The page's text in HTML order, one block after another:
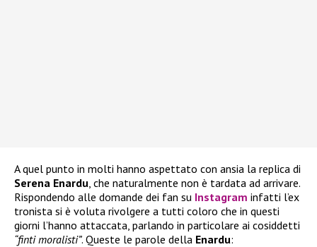
A quel punto in molti hanno aspettato con ansia la replica di
Serena Enardu , che naturalmente non è tardata ad arrivare.
Rispondendo alle domande dei fan su Instagram infatti l’ex
tronista si è voluta rivolgere a tutti coloro che in questi
giorni l’hanno attaccata, parlando in particolare ai cosiddetti
“finti moralisti”. Queste le parole della Enardu: